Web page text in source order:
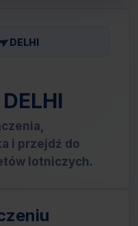
DELHI
i przejdź do
lotniczych.